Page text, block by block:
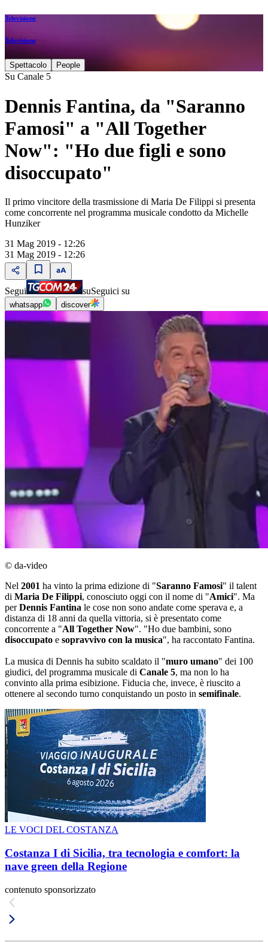
Televisione
Televisione
Spettacolo People
Su Canale 5
Dennis Fantina, da "Saranno
Famosi" a "All Together
Now": "Ho due figli e sono
disoccupato"
Il primo vincitore della trasmissione di Maria De Filippi si presenta
come concorrente nel programma musicale condotto da Michelle
Hunziker
31 Mag 2019 - 12:26
31 Mag 2019 - 12:26
Segui suSeguici su
whatsapp discover
© da-video
Nel 2001 ha vinto la prima edizione di "Saranno Famosi" il talent
di Maria De Filippi, conosciuto oggi con il nome di "Amici". Ma
perDennis Fantina le cose non sono andate come sperava e, a
distanza di 18 anni da quella vittoria, si è presentato come
concorrente a "All Together Now". "Ho due bambini, sono
disoccupato e sopravvivo con la musica", ha raccontato Fantina.
La musica di Dennis ha subito scaldato il "muro umano" dei 100
giudici, del programma musicale di Canale 5, ma non lo ha
convinto alla prima esibizione. Fiducia che, invece, è riuscito a
ottenere al secondo turno conquistando un posto in semifinale.
LE VOCI DEL COSTANZA
Costanza I di Sicilia, tra tecnologia e comfort: la
nave green della Regione
contenuto sponsorizzato